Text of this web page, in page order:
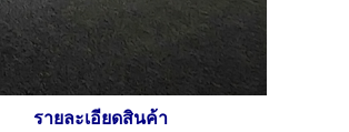
รายละเอียดสินค้า